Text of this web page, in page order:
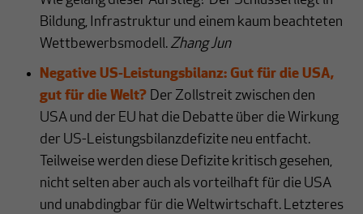
Bildung, Infrastruktur und einem kaum beachteten
Wettbewerbsmodell. Zhang Jun
Negative US-Leistungsbilanz: Gut für die USA,
gut für die Welt? Der Zollstreit zwischen den
USA und der EU hat die Debatte über die Wirkung
der US-Leistungsbilanzdefizite neu entfacht.
Teilweise werden diese Defizite kritisch gesehen,
nicht selten aber auch als vorteilhaft für die USA
und unabdingbar für die Weltwirtschaft. Letzteres